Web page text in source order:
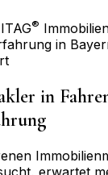
®
in
in
erwartet